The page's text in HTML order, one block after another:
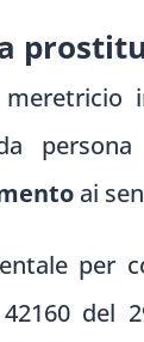
ai
per
42160